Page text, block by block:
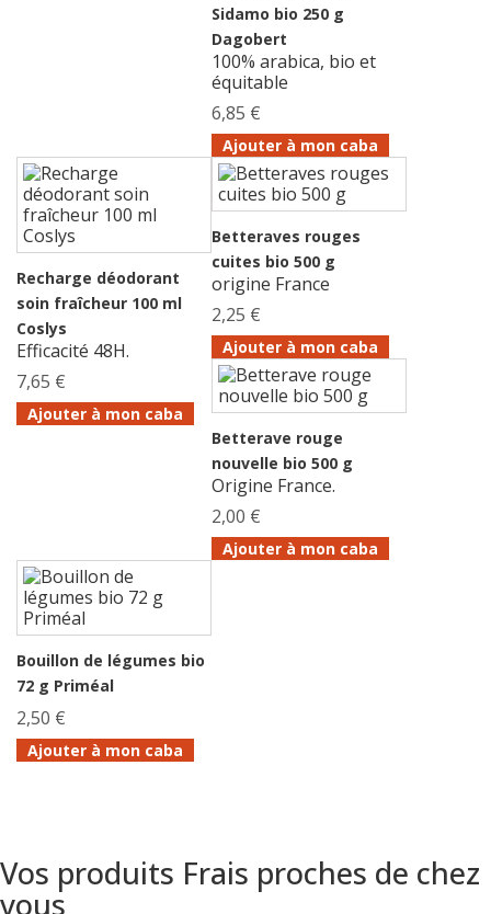
Sidamo bio 250 g
Dagobert
100% arabica, bio et
équitable
6,85 €
Ajouter à mon caba
Recharge déodorant
soin fraîcheur 100 ml
Coslys
Efficacité 48H.
7,65 €
Ajouter à mon caba
Betteraves rouges
cuites bio 500 g
origine France
2,25 €
Ajouter à mon caba
Betterave rouge
nouvelle bio 500 g
Origine France.
2,00 €
Ajouter à mon caba
Bouillon de légumes bio
72 g Priméal
2,50 €
Ajouter à mon caba
Vos produits Frais proches de chez
vous